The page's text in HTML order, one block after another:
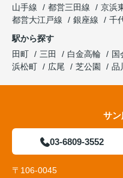
山手線
都営三田線 京浜
都営大江戸線
銀座線 千
駅から探す
田町
三田 白金高輪 国
浜松町
広尾 芝公園 品
サ
03-6809-3552
〒106-0045